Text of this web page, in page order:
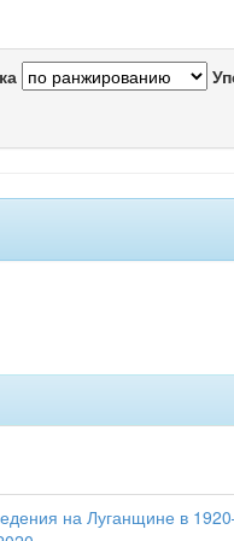
на Луганщине в